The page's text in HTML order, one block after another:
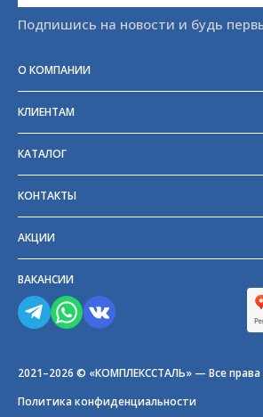
Подпишись на новости и будь
О КОМПАНИИ
Отзывы
Блог
Партнёры и поставщики
КЛИЕНТАМ
Возврат
Частые вопросы
Прайс-лист
КАТАЛОГ
КОНТАКТЫ
АКЦИИ
ВАКАНСИИ
2021–2026 © «КОМПЛЕКССТАЛЬ» — Все
Политика конфиденциальности